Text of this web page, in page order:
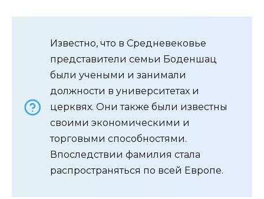
Известно, что в Средневековье
представители семьи Боденшац
были учеными и занимали
должности в университетах и
церквях. Они также были известны
своими экономическими и
торговыми способностями.
Впоследствии фамилия стала
распространяться по всей Европе.